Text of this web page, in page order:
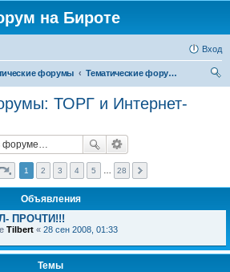
на Бироте
Вход
форумы
Тематические форумы: ТОРГ и Интернет-магазины
ТОРГ и Интернет-
1 2 3 4 5 28
Объявления
ПРОЧТИ!!!
Tilbert « 28 сен 2008, 01:33
Темы